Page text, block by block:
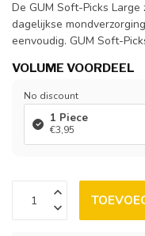
De GUM Soft-Picks
dagelijkse
eenvoudig. GUM Soft-
VOLUME VOORDEEL
No discount
1 Piece
€3,95